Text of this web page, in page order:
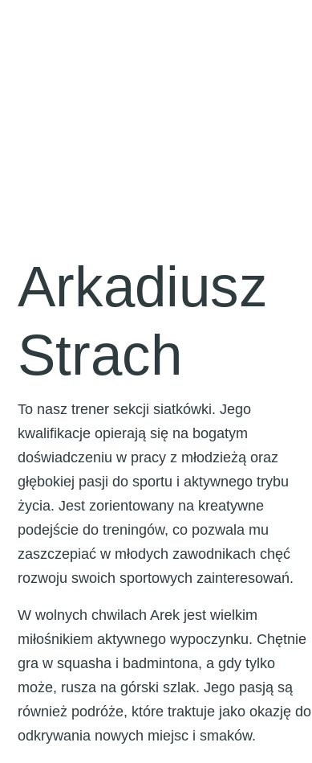
Arkadiusz
Strach
To nasz trener sekcji siatkówki. Jego
kwalifikacje opierają się na bogatym
doświadczeniu w pracy z młodzieżą oraz
głębokiej pasji do sportu i aktywnego trybu
życia. Jest zorientowany na kreatywne
podejście do treningów, co pozwala mu
zaszczepiać w młodych zawodnikach chęć
rozwoju swoich sportowych zainteresowań.
W wolnych chwilach Arek jest wielkim
miłośnikiem aktywnego wypoczynku. Chętnie
gra w squasha i badmintona, a gdy tylko
może, rusza na górski szlak. Jego pasją są
również podróże, które traktuje jako okazję do
odkrywania nowych miejsc i smaków.